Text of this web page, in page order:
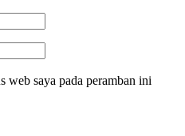
web saya pada peramban ini